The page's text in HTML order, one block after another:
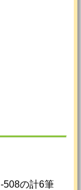
508の計6筆